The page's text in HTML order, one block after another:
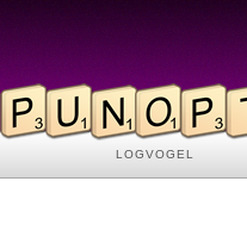
LOGVOGEL